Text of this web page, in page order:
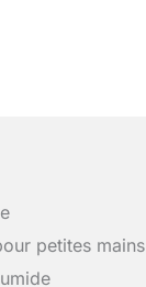
petites mains